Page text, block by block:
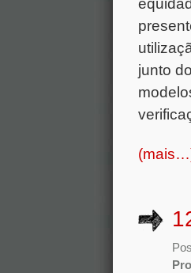
junto